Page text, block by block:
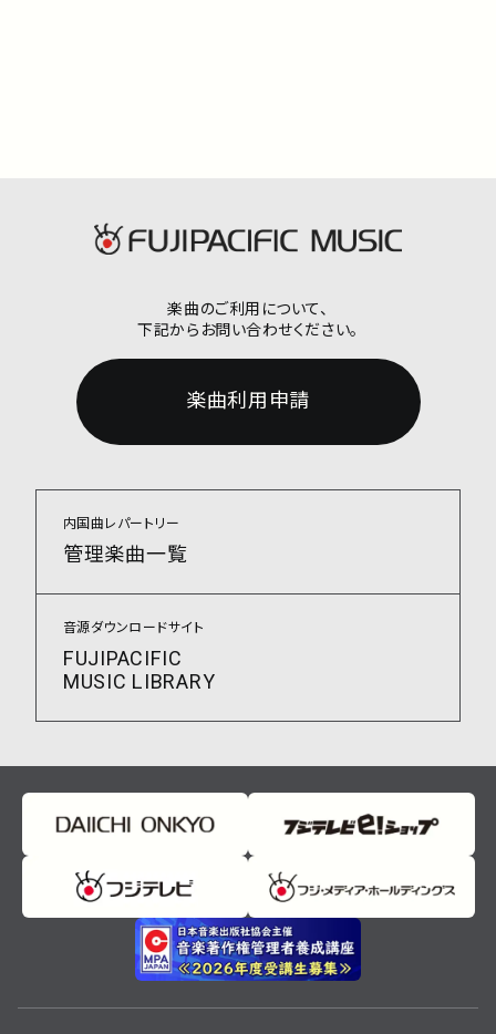
楽曲のご利用について、
下記からお問い合わせください。
楽曲利用申請
内国曲レパートリー
管理楽曲一覧
音源ダウンロードサイト
FUJIPACIFIC
MUSIC LIBRARY